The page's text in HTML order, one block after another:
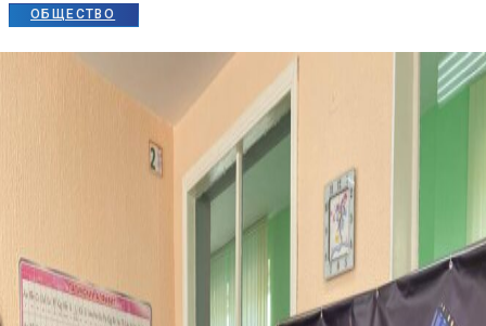
ОБЩЕСТВО